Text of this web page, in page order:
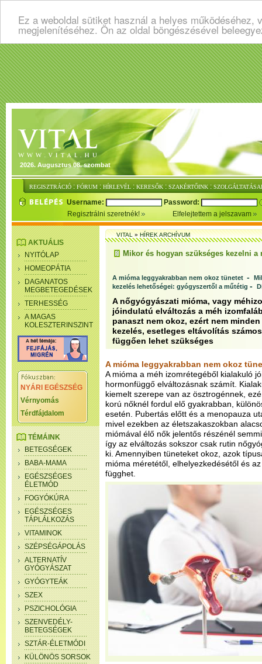
Ez a weboldal sütiket használ a helyes
megjelenítéséhez. Ön az oldal böngészésével
2026. Augusztus 08. szombat
REGISZTRÁCIÓ : FÓRUM : HÍRLEVÉL : KERESŐK : SZAKÉRTŐINK :
Username:
Password:
Regisztrálni szeretnék!
Elfelejtettem a jelszavam
AKTUÁLIS
NYITÓLAP
HOMEOPÁTIA
DAGANATOS
MEGBETEGEDÉSEK
TERHESSÉG
A MAGAS
KOLESZTERINSZINT
NYÁRI EGÉSZSÉG
Vérnyomás
Térdfájdalom
TÉMÁINK
BETEGSÉGEK
BABA-MAMA
EGÉSZSÉGES
ÉLETMÓD
FOGYÓKÚRA
EGÉSZSÉGES
TÁPLÁLKOZÁS
VITAMINOK
SZÉPSÉGÁPOLÁS
ALTERNATÍV
GYÓGYÁSZAT
GYÓGYTEÁK
SZEX
PSZICHOLÓGIA
SZENVEDÉLY-
BETEGSÉGEK
SZTÁR-ÉLETMÓDI
KÜLÖNÖS SORSOK
VITAL»HÍREK ARCHÍVUM
Mikor és hogyan szükséges kezelni a
A mióma leggyakrabban nem okoz tünetet -
kezelés lehetőségei: gyógyszertől a műtétig -
A nőgyógyászati mióma, vagy
jóindulatú elváltozás a méh
panaszt nem okoz, ezért nem
kezelés, esetleges eltávolítás
függően lehet szükséges
A mióma leggyakrabban nem okoz
A mióma a méh izomrétegéből kialakuló
hormonfüggő elváltozásnak számít.
kiemelt szerepe van az ösztrogénnek,
korú nőknél fordul elő gyakrabban,
esetén. Pubertás előtt és a menopauza
mivel ezekben az életszakaszokban
miómával élő nők jelentős részénél
így az elváltozás sokszor csak rutin
ki. Amennyiben tüneteket okoz, azok
mióma méretétől, elhelyezkedésétől és
függhet.